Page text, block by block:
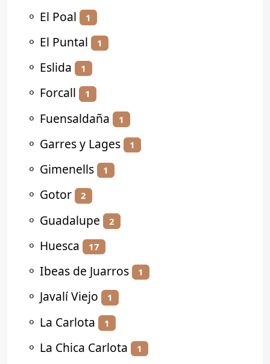
⚬ El Poal 1
⚬ El Puntal 1
⚬ Eslida 1
⚬ Forcall 1
⚬ Fuensaldaña 1
⚬ Garres y Lages 1
⚬ Gimenells 1
⚬ Gotor 2
⚬ Guadalupe 2
⚬ Huesca 17
⚬ Ibeas de Juarros 1
⚬ Javalí Viejo 1
⚬ La Carlota 1
⚬ La Chica Carlota 1